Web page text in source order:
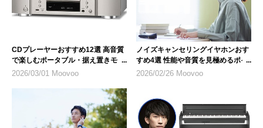
CDプレーヤーおすすめ12選 高音質
で楽しむポータブル・据え置きモデ
ル
2026/03/01 Moovoo
ノイズキャンセリングイヤホンおす
すめ4選 性能や音質を見極めるポイ
ント
2026/02/26 Moovoo